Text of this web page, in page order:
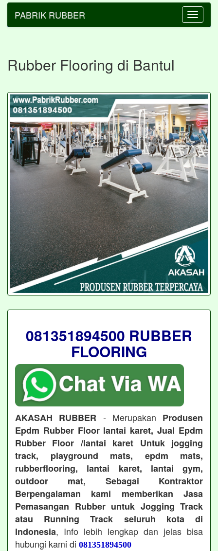
Toggle
PABRIK RUBBER
Rubber Flooring di Bantul
081351894500 RUBBER
FLOORING
AKASAH RUBBER - Merupakan Produsen
Epdm Rubber Floor lantai karet, Jual Epdm
Rubber Floor /lantai karet Untuk jogging
track, playground mats, epdm mats,
rubberflooring, lantai karet, lantai gym,
outdoor mat, Sebagai Kontraktor
Berpengalaman kami memberikan Jasa
Pemasangan Rubber untuk Jogging Track
atau Running Track seluruh kota di
Indonesia, Info lebih lengkap dan jelas bisa
hubungi kami di 081351894500